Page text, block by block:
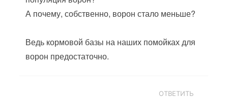
А почему, собственно, ворон стало меньше?
Ведь кормовой базы на наших помойках для
ворон предостаточно.
ОТВЕТИТЬ